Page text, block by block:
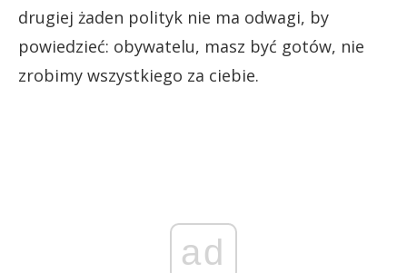
drugiej żaden polityk nie ma odwagi, by
powiedzieć: obywatelu, masz być gotów, nie
zrobimy wszystkiego za ciebie.
ad